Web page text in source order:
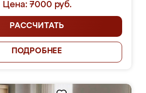
Цена: 7000 руб.
РАССЧИТАТЬ
ПОДРОБНЕЕ